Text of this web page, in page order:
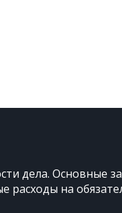
дела. Основные
расходы на